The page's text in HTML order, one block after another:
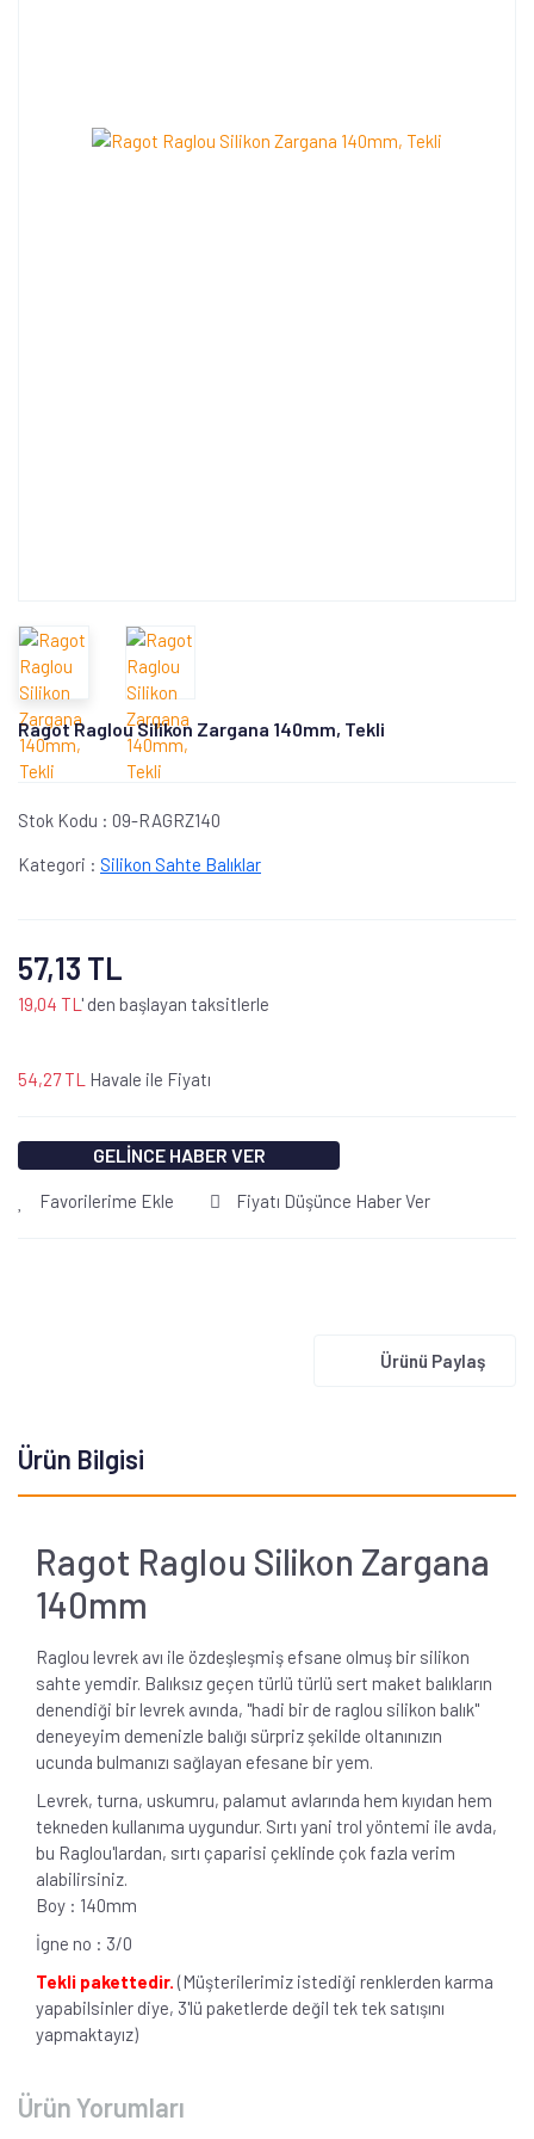
Ragot Raglou Silikon Zargana 140mm, Tekli
Stok Kodu : 09-RAGRZ140
Kategori : Silikon Sahte Balıklar
57,13 TL
19,04 TL ' den başlayan taksitlerle
54,27 TL Havale ile Fiyatı
GELİNCE HABER VER
Favorilerime Ekle Fiyatı Düşünce Haber Ver
Ürünü Paylaş
Ürün Bilgisi
Ragot Raglou Silikon Zargana
140mm
Raglou levrek avı ile özdeşleşmiş efsane olmuş bir silikon
sahte yemdir. Balıksız geçen türlü türlü sert maket balıkların
denendiği bir levrek avında, "hadi bir de raglou silikon balık"
deneyeyim demenizle balığı sürpriz şekilde oltanınızın
ucunda bulmanızı sağlayan efesane bir yem.
Levrek, turna, uskumru, palamut avlarında hem kıyıdan hem
tekneden kullanıma uygundur. Sırtı yani trol yöntemi ile avda,
bu Raglou'lardan, sırtı çaparisi çeklinde çok fazla verim
alabilirsiniz.
Boy : 140mm
İgne no : 3/0
Tekli pakettedir. (Müşterilerimiz istediği renklerden karma
yapabilsinler diye, 3'lü paketlerde değil tek tek satışını
yapmaktayız)
Ürün Yorumları